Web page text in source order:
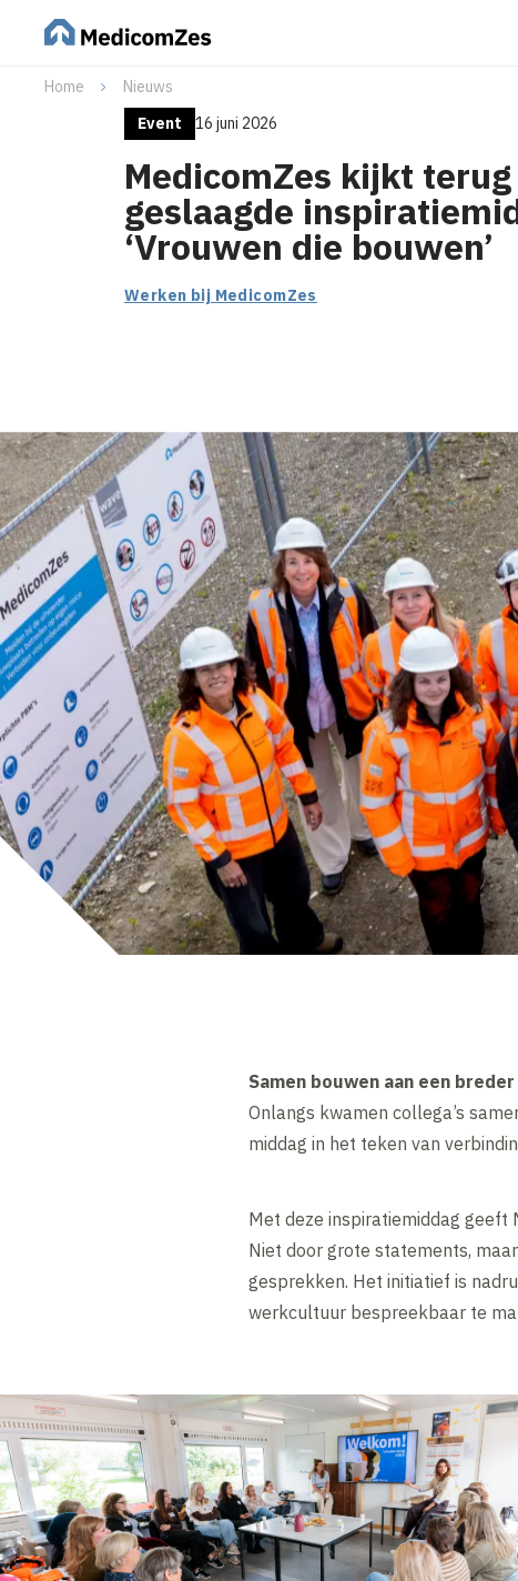
Home
Nieuws
Event
16 juni 2026
MedicomZes kijkt terug
geslaagde
‘Vrouwen die bouwen’
Werken bij MedicomZes
Samen bouwen aan een
Onlangs kwamen collega’s
middag in het teken van
Met deze inspiratiemiddag geeft
Niet door grote statements,
gesprekken. Het initiatief is
werkcultuur bespreekbaar te